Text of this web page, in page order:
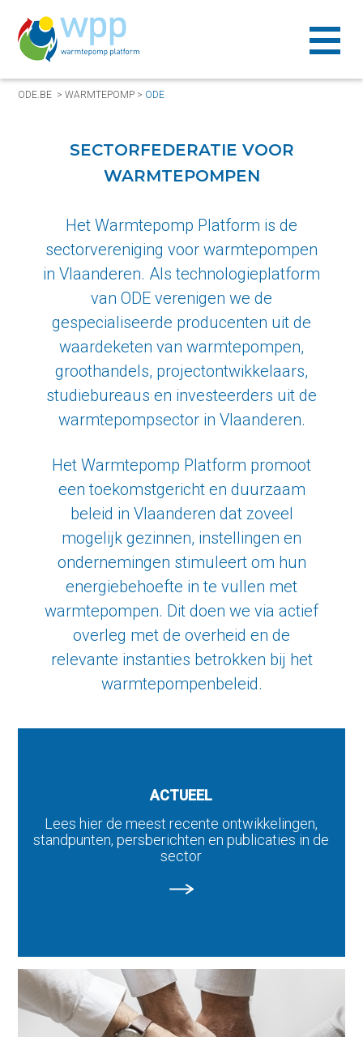
ODE.BE >WARMTEPOMP > ODE
SECTORFEDERATIE VOOR
WARMTEPOMPEN
Het Warmtepomp Platform is de
sectorvereniging voor warmtepompen
in Vlaanderen. Als technologieplatform
van ODE verenigen we de
gespecialiseerde producenten uit de
waardeketen van warmtepompen,
groothandels, projectontwikkelaars,
studiebureaus en investeerders uit de
warmtepompsector in Vlaanderen.
Het Warmtepomp Platform promoot
een toekomstgericht en duurzaam
beleid in Vlaanderen dat zoveel
mogelijk gezinnen, instellingen en
ondernemingen stimuleert om hun
energiebehoefte in te vullen met
warmtepompen. Dit doen we via actief
overleg met de overheid en de
relevante instanties betrokken bij het
warmtepompenbeleid.
ACTUEEL
Lees hier de meest recente ontwikkelingen,
standpunten, persberichten en publicaties in de
sector